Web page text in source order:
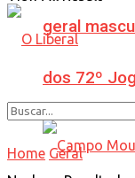
geral
dos 72º
Home Geral